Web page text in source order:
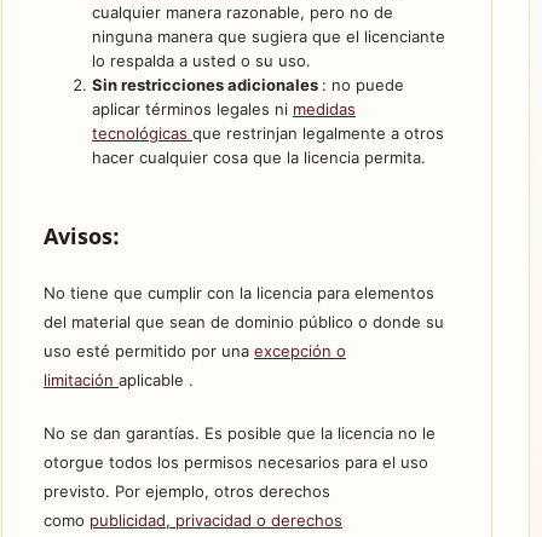
cualquier manera razonable, pero no de
ninguna manera que sugiera que el licenciante
lo respalda a usted o su uso.
Sin restricciones adicionales : no puede
aplicar términos legales ni medidas
tecnológicas que restrinjan legalmente a otros
hacer cualquier cosa que la licencia permita.
Avisos:
No tiene que cumplir con la licencia para elementos
del material que sean de dominio público o donde su
uso esté permitido por una excepción o
limitación aplicable .
No se dan garantías. Es posible que la licencia no le
otorgue todos los permisos necesarios para el uso
previsto. Por ejemplo, otros derechos
como publicidad, privacidad o derechos